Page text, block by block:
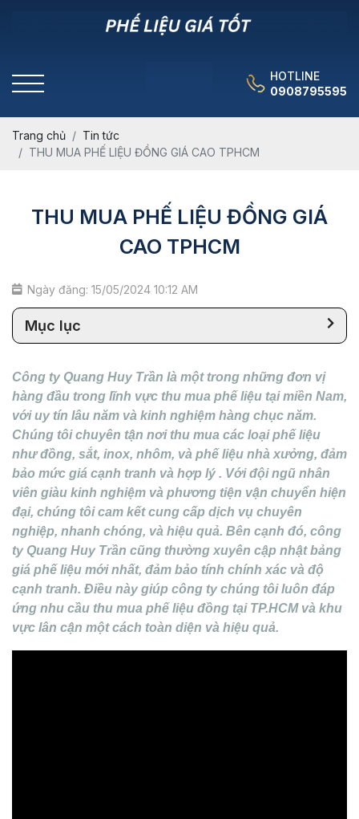
HOTLINE
0908795595
Trang chủ
Tin tức
THU MUA PHẾ LIỆU ĐỒNG GIÁ CAO TPHCM
THU MUA PHẾ LIỆU ĐỒNG GIÁ
CAO TPHCM
Ngày đăng: 15/05/2024 10:12 AM
Mục lục
Công ty Quang Huy Trần là một trong những đơn vị
hàng đầu trong lĩnh vực thu mua phế liệu tại miền Nam,
với uy tín lâu năm và kinh nghiệm hàng chục năm.
Chúng tôi chuyên tận nơi thu mua các loại phế liệu
như đồng, sắt, inox, nhôm, và phế liệu nhà xưởng, đảm
bảo mức giá cạnh tranh và hợp lý . Với đội ngũ nhân
viên giàu kinh nghiệm và phương tiện vận chuyển hiện
đại, chúng tôi cam kết cung cấp dịch vụ chuyên
nghiệp, nhanh chóng, và hiệu quả. Bên cạnh đó, công
ty Quang Huy Trần cũng thường xuyên cập nhật bảng
giá phế liệu mới nhất, đảm bảo tính chính xác và độ
cạnh tranh. Điều này giúp công ty chúng tôi luôn đáp
ứng nhu cầu thu mua phế liệu đồng tại TP.HCM và khu
vực lân cận một cách toàn diện và hiệu quả.